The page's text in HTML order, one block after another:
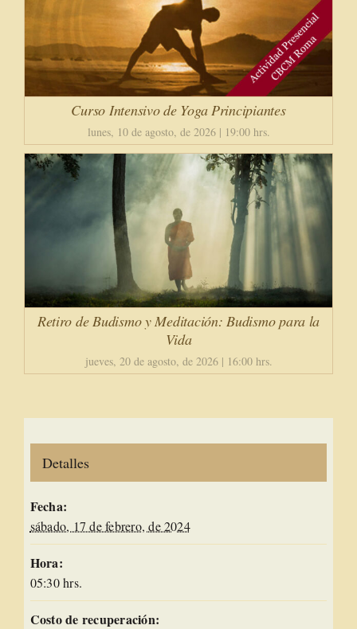
Curso Intensivo de Yoga Principiantes
lunes, 10 de agosto, de 2026 | 19:00 hrs.
Retiro de Budismo y Meditación: Budismo para la
Vida
jueves, 20 de agosto, de 2026 | 16:00 hrs.
Detalles
Fecha:
sábado, 17 de febrero, de 2024
Hora:
05:30 hrs.
Costo de recuperación: